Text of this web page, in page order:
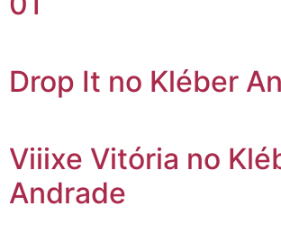
Drop It no Kléber
Viiixe Vitória no
Andrade